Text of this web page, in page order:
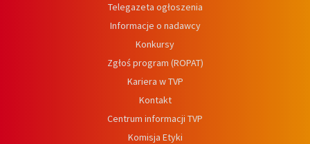
Telegazeta ogłoszenia
Informacje o nadawcy
Konkursy
Zgłoś program (ROPAT)
Kariera w TVP
Kontakt
Centrum informacji TVP
Komisja Etyki